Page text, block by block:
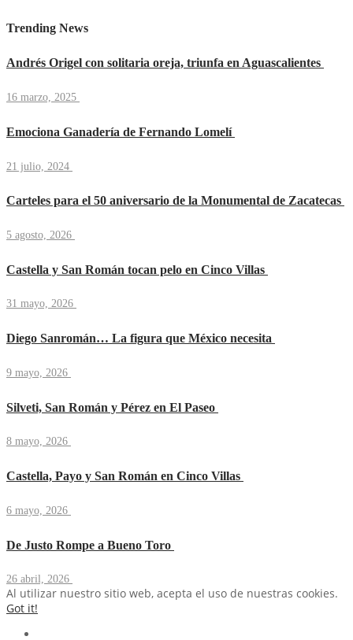
Trending News
Andrés Origel con solitaria oreja, triunfa en Aguascalientes
16 marzo, 2025
Emociona Ganadería de Fernando Lomelí
21 julio, 2024
Carteles para el 50 aniversario de la Monumental de Zacatecas
5 agosto, 2026
Castella y San Román tocan pelo en Cinco Villas
31 mayo, 2026
Diego Sanromán… La figura que México necesita
9 mayo, 2026
Silveti, San Román y Pérez en El Paseo
8 mayo, 2026
Castella, Payo y San Román en Cinco Villas
6 mayo, 2026
De Justo Rompe a Bueno Toro
26 abril, 2026
Al utilizar nuestro sitio web, acepta el uso de nuestras cookies.
Got it!